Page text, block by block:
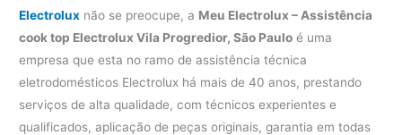
Electrolux não se preocupe, a Meu Electrolux – Assistência
cook top Electrolux Vila Progredior, São Paulo é uma
empresa que esta no ramo de assistência técnica
eletrodomésticos Electrolux há mais de 40 anos, prestando
serviços de alta qualidade, com técnicos experientes e
qualificados, aplicação de peças originais, garantia em todas